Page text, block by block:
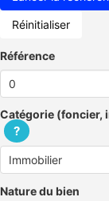
Réinitialiser
Référence
Catégorie (foncier,
?
Nature du bien